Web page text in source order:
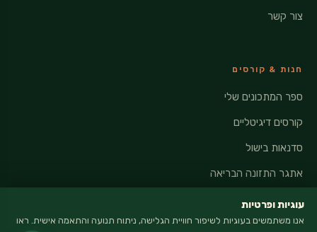
צור קשר
חנות & קורסים
ספר המתכונים שלי
קורסים דיגיטליים
סדנאות בישול
אתגר התזונה הבריאה
רשתות
עוגיות ופרטיות
אנו משתמשים בעוגיות לשיפור חוויית הגלישה, ניתוח תנועה והתאמה אישית. ראו